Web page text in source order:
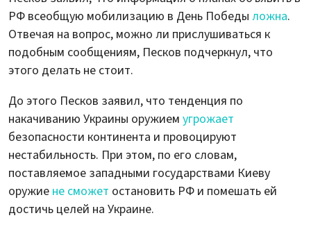
РФ всеобщую мобилизацию в День Победы ложна.
Отвечая на вопрос, можно ли прислушиваться к
подобным сообщениям, Песков подчеркнул, что
этого делать не стоит.
До этого Песков заявил, что тенденция по
накачиванию Украины оружием угрожает
безопасности континента и провоцируют
нестабильность. При этом, по его словам,
поставляемое западными государствами Киеву
оружие не сможет остановить РФ и помешать ей
достичь целей на Украине.